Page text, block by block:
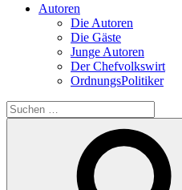
Autoren
Die Autoren
Die Gäste
Junge Autoren
Der Chefvolkswirt
OrdnungsPolitiker
Suchen
nach: